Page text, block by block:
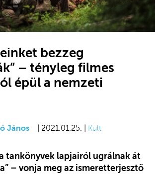
bezzeg
– tényleg filmes
épül a nemzeti
János | 2021.01.25. | Kult
tankönyvek lapjairól ugrálnak át
– vonja meg az ismeretterjesztő